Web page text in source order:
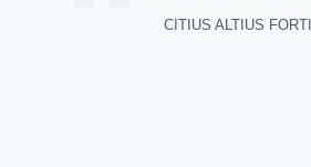
CITIUS ALTIUS